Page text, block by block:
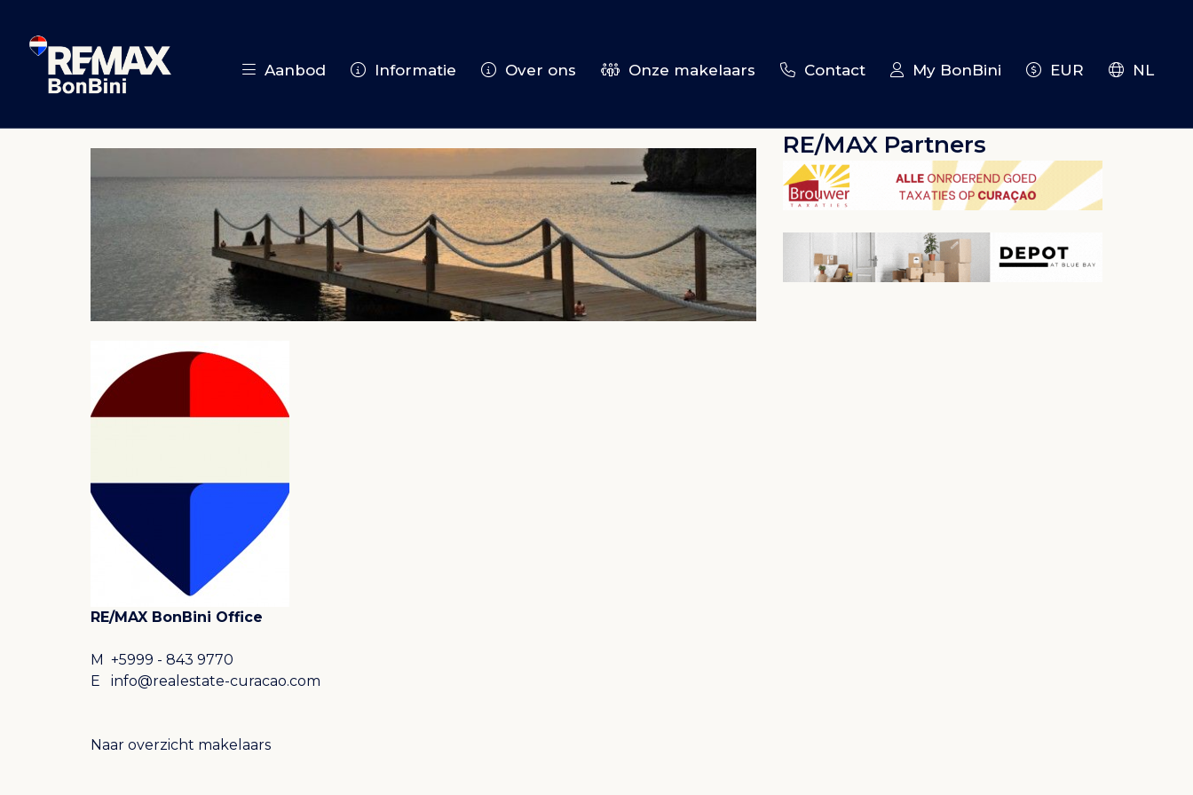
Aanbod Informatie Over ons Onze makelaars Contact My BonBini EUR NL
RE/MAX BonBini Office
M +5999 - 843 9770
E
info@realestate-curacao.com
Naar overzicht makelaars
RE/MAX Partners